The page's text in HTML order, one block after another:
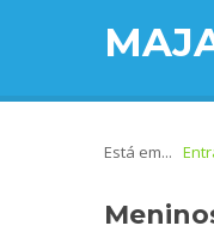
Está em...